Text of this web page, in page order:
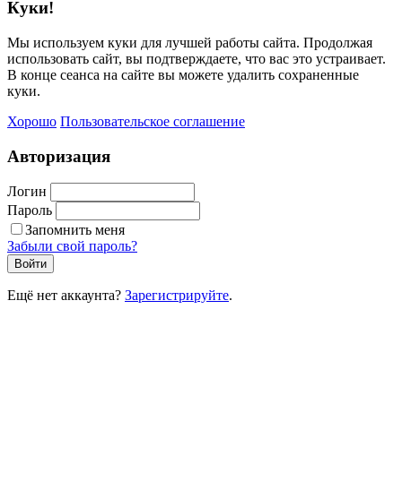
Куки!
Мы используем куки для лучшей работы сайта. Продолжая
использовать сайт, вы подтверждаете, что вас это устраивает.
В конце сеанса на сайте вы можете удалить сохраненные
куки.
Хорошо Пользовательское соглашение
Авторизация
Логин
Пароль
Запомнить меня
Забыли свой пароль?
Войти
Ещё нет аккаунта? Зарегистрируйте.